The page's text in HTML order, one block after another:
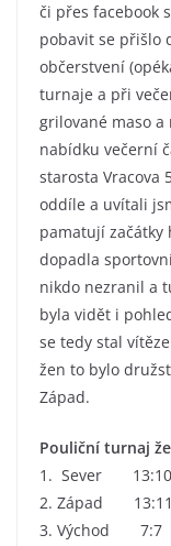
či přes facebook
pobavit se přišlo
občerstvení
turnaje a při
grilované maso
nabídku večerní
starosta Vracova
oddíle a uvítali
pamatují začátky
dopadla
nikdo nezranil a
byla vidět i
se tedy stal
žen to bylo
Západ.
Pouliční
1. Sever
2. Západ
3. Východ 7:7